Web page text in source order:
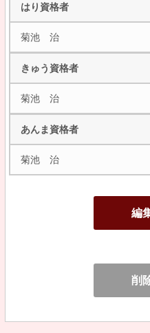
はり資格者
菊池 治
きゅう資格者
菊池 治
あんま資格者
菊池 治
編
削